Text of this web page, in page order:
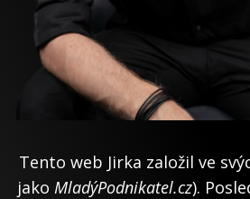
Tento web Jirka založil ve
jako MladýPodnikatel.cz).